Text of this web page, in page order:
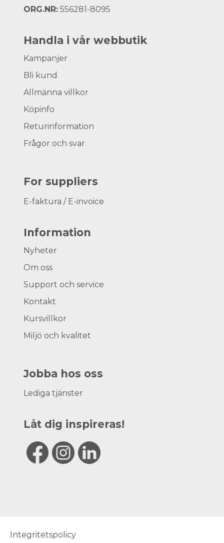
ORG.NR: 556281-8095
Handla i vår webbutik
Kampanjer
Bli kund
Allmänna villkor
Köpinfo
Returinformation
Frågor och svar
For suppliers
E-faktura / E-invoice
Information
Nyheter
Om oss
Support och service
Kontakt
Kursvillkor
Miljö och kvalitet
Jobba hos oss
Lediga tjänster
Låt dig inspireras!
Integritetspolicy